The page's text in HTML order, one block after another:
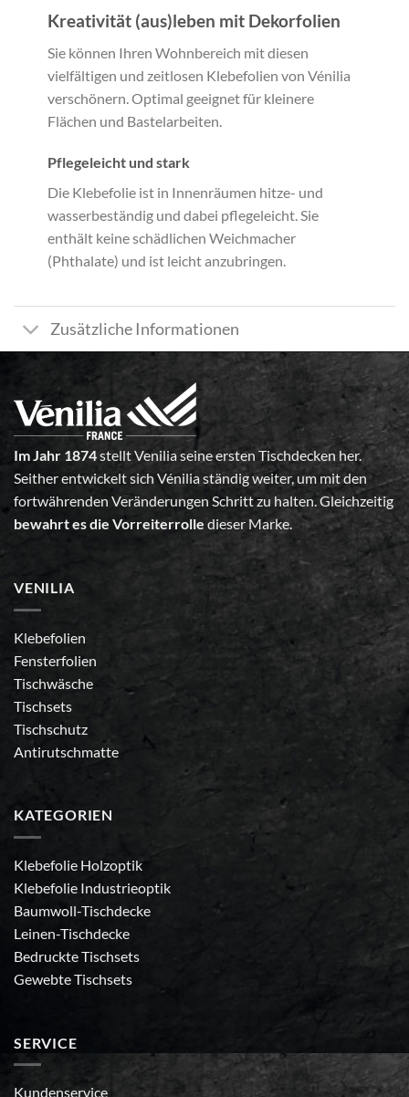
Kreativität (aus)leben mit Dekorfolien
Sie können Ihren Wohnbereich mit diesen
vielfältigen und zeitlosen Klebefolien von Vénilia
verschönern. Optimal geeignet für kleinere
Flächen und Bastelarbeiten.
Pflegeleicht und stark
Die Klebefolie ist in Innenräumen hitze- und
wasserbeständig und dabei pflegeleicht. Sie
enthält keine schädlichen Weichmacher
(Phthalate) und ist leicht anzubringen.
Zusätzliche Informationen
Im Jahr 1874stellt Venilia seine ersten Tischdecken her.
Seither entwickelt sich Vénilia ständig weiter, um mit den
fortwährenden Veränderungen Schritt zu halten. Gleichzeitig
bewahrt es die Vorreiterrolle dieser Marke.
VENILIA
Klebefolien
Fensterfolien
Tischwäsche
Tischsets
Tischschutz
Antirutschmatte
KATEGORIEN
Klebefolie Holzoptik
Klebefolie Industrieoptik
Baumwoll-Tischdecke
Leinen-Tischdecke
Bedruckte Tischsets
Gewebte Tischsets
SERVICE
Kundenservice